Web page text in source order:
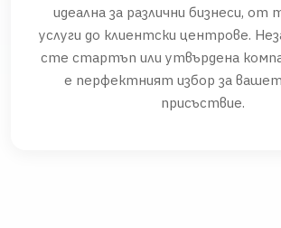
идеална за различни бизнеси, от
услуги до клиентски центрове.
сте стартъп или утвърдена
е перфектният избор за
присъствие.